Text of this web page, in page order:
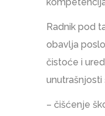
Radnik pod
obavlja
čistoće i
unutrašnjosti
– čišćenje